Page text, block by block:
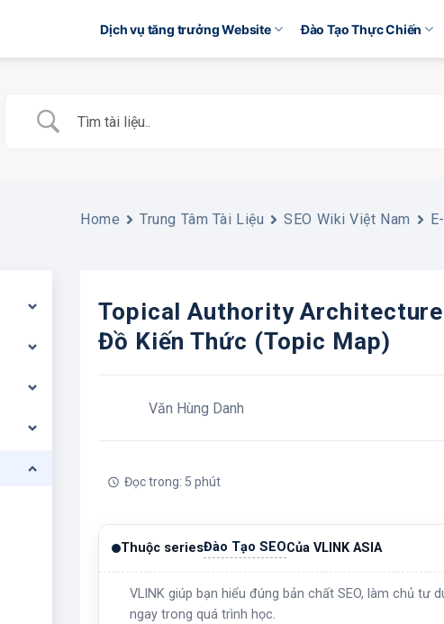
Dịch vụ tăng trưởng Website Đào Tạo Thực Chiến
Home Trung Tâm Tài Liệu SEO Wiki Việt Nam
Topical Authority
Đồ Kiến Thức (Topic Map)
Văn Hùng Danh
Đọc trong: 5 phút
Thuộc seriesĐào Tạo SEOCủa VLINK ASIA
VLINK giúp bạn hiểu đúng bản chất SEO, làm chủ tư
ngay trong quá trình học.